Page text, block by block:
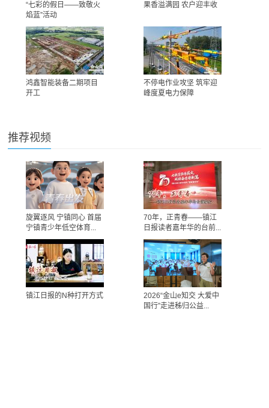
“七彩的假日——致敬火
焰蓝”活动
果香溢满园 农户迎丰收
鸿鑫智能装备二期项目
开工
不停电作业攻坚 筑牢迎
峰度夏电力保障
推荐视频
旋翼逐风 宁镇同心 首届
宁镇青少年低空体育...
70年，正青春——镇江
日报读者嘉年华的台前...
镇江日报的N种打开方式
2026“金山e知交 大爱中
国行”走进秭归公益...